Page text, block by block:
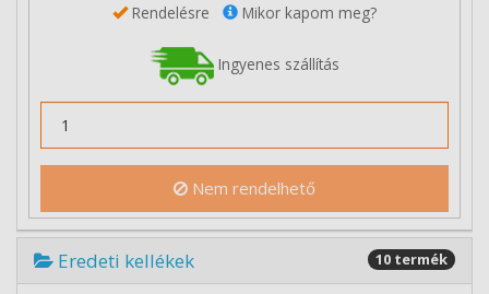
Rendelésre Mikor kapom meg?
Ingyenes szállítás
Nem rendelhető
Eredeti kellékek 10 termék